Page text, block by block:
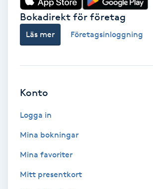
Bröllopsuppsättning
Coachning
Color correction
Damklippning
Bokadirekt för företag
Läs mer Företagsinloggning
Konto
Logga in
Mina bokningar
Mina favoriter
Mitt presentkort